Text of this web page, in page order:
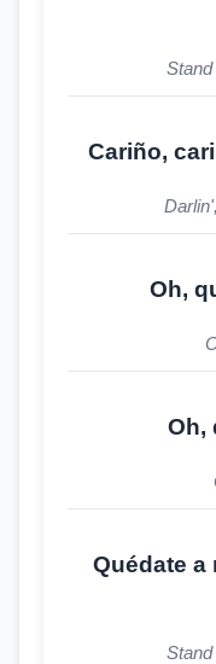
Cariño,
Oh,
Oh,
Quédate a